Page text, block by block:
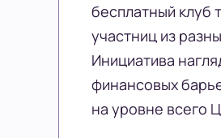
бесплатный клуб
участниц из
Инициатива
финансовых
на уровне всего